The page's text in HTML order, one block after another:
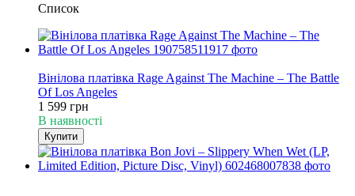
Список
Вінілова платівка Rage Against The Machine – The Battle
Of Los Angeles
1 599 грн
В наявності
Купити